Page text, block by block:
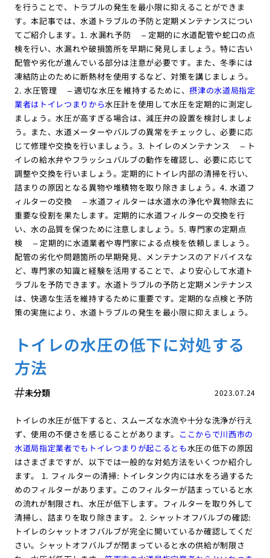
を行うことで、トラブルの発生を最小限に抑えることができま
す。本記事では、水道トラブルの予防と定期メンテナンスについ
てご紹介します。1. 水漏れ予防 – 定期的に水道配管や蛇口の点
検を行い、水漏れや破損箇所を早期に発見しましょう。特に古い
配管や劣化が進んでいる部分は注意が必要です。また、冬季には
凍結防止のために断熱材を使用するなど、対策を講じましょう。
2. 水圧管理 – 適切な水圧を維持するために、摂津の水道局指定
業者はトイレつまりから水圧計を使用して水圧を定期的に測定し
ましょう。水圧が高すぎる場合は、減圧弁の設置を検討しましょ
う。また、水道メーターやバルブの異常をチェックし、必要に応
じて修理や交換を行いましょう。3. トイレのメンテナンス – ト
イレの給水弁やフラッシュバルブの動作を確認し、必要に応じて
調整や交換を行いましょう。定期的にトイレ内部の清掃を行い、
詰まりの原因となる異物や堆積物を取り除きましょう。4. 水道フ
ィルターの交換 – 水道フィルターは水道水の浄化や異物除去に
重要な役割を果たします。定期的に水道フィルターの交換を行
い、水の品質を保つために注意しましょう。5. 専門家の定期点
検 – 定期的に水道業者や専門家による点検を依頼しましょう。
配管の劣化や問題箇所の早期発見、メンテナンスのアドバイスな
ど、専門家の知識と経験を活用することで、より安心して水道ト
ラブルを予防できます。水道トラブルの予防と定期メンテナンス
は、快適な生活を維持するために重要です。定期的な点検と予防
策の実施により、水道トラブルの発生を最小限に抑えましょう。
トイレの水圧の低下に対処する
方法
2023.07.24
未分類
トイレの水圧が低下すると、スムーズな水流や十分な洗浄が行え
ず、使用の不便さを感じることがあります。 ここからで川西市の
水道局指定業者でもトイレつまりが起こるとも水圧の低下の原因
はさまざまですが、以下では一般的な対処方法をいくつか紹介し
ます。 1. フィルターの清掃: トイレタンク内には水をろ過するた
めのフィルターがあります。このフィルターが詰まっていると水
の流れが制限され、水圧が低下します。フィルターを取り外して
清掃し、詰まりを取り除きます。 2. シャットオフバルブの確認:
トイレのシャットオフバルブが完全に開いているか確認してくだ
さい。シャットオフバルブが閉まっていると水の供給が制限さ